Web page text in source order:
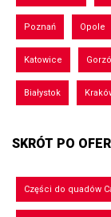
Poznań Opole
Katowice
Białystok
SKRÓT PO
Części do quadów